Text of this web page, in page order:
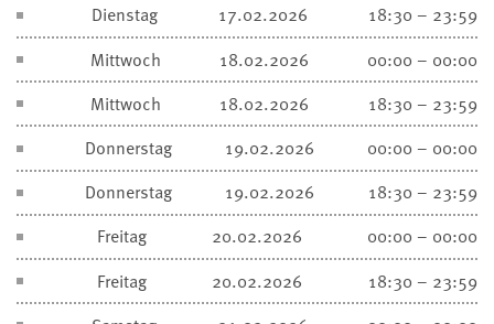
Dienstag
17.02.2026
18:30 – 23:59
Mittwoch
18.02.2026
00:00 – 00:00
Mittwoch
18.02.2026
18:30 – 23:59
Donnerstag
19.02.2026
00:00 – 00:00
Donnerstag
19.02.2026
18:30 – 23:59
Freitag
20.02.2026
00:00 – 00:00
Freitag
20.02.2026
18:30 – 23:59